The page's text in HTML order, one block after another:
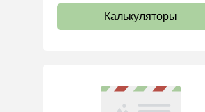
Калькуляторы